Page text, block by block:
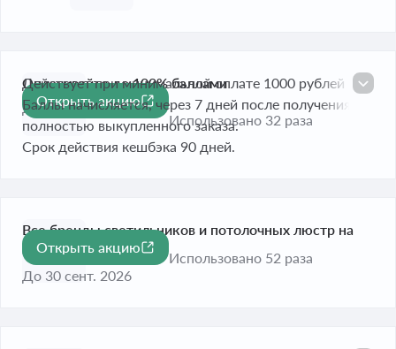
-100%
Оплачивайте до 100% баллами
До 30 сент. 2026
Действует при минимальной оплате 1000 рублей
Баллы начисляется, через 7 дней после получения
полностью выкупленного заказа.
Срок действия кешбэка 90 дней.
Открыть акцию
Использовано 32 раза
Все бренды светильников и потолочных люстр на
одной странице
До 30 сент. 2026
Открыть акцию
Использовано 52 раза